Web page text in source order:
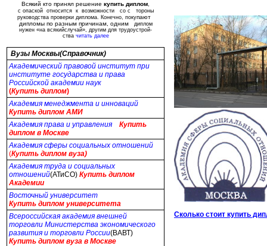
Всякий кто принял решение купить диплом
с опаской относится к возможности со с тороны
руководства проверки диплома. Конечно, покупают
дипломы по разным причинам, одним
диплом
нужен «на всякийслучай», другим для трудоустрой-
ства читать далее
Вузы Москвы(Справочник)
Академический правовой институт при
институте государства и права
Российской академии наук
(Купить диплом)
Академия менеджмента и инноваций
Купить диплом АМИ
Академия права и управления
Купить
диплом в Москве
Академия сферы социальных отношений
(Купить диплом вуза)
Академия труда и социальных
отношений(АТиСО) Купить диплом
Академии
Восточный университет
Купить диплом университета
Всероссийская академия внешней
торговли Министерства экономического
развития и торговли России(ВАВТ)
Купить диплом вуза в Москве
Сколько стоит купить